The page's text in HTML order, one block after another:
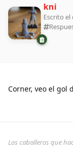
kni
Escrito el
Corner, veo el gol
Los caballeros que